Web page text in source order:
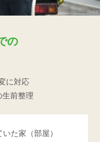
の
に対応
前整理
た家（部屋）